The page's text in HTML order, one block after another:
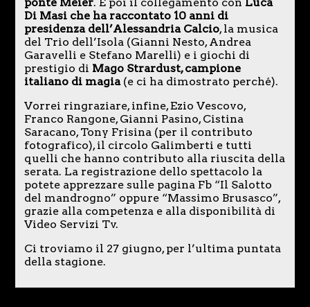
Di Masi che ha raccontato 10 anni di
presidenza dell’Alessandria Calcio, la musica
del Trio dell’Isola (Gianni Nesto, Andrea
Garavelli e Stefano Marelli) e i giochi di
prestigio di Mago Strardust, campione
italiano di magia(e ci ha dimostrato perché).
Vorrei ringraziare, infine, Ezio Vescovo,
Franco Rangone, Gianni Pasino, Cistina
Saracano, Tony Frisina (per il contributo
fotografico), il circolo Galimberti e tutti
quelli che hanno contributo alla riuscita della
serata. La registrazione dello spettacolo la
potete apprezzare sulle pagina Fb “Il Salotto
del mandrogno” oppure “Massimo Brusasco”,
grazie alla competenza e alla disponibilità di
Video Servizi Tv.
Ci troviamo il 27 giugno, per l’ultima puntata
della stagione.